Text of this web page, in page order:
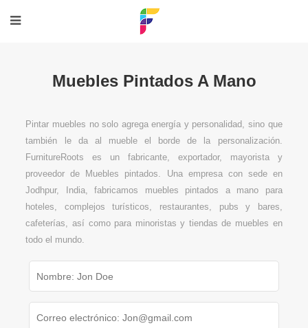
Muebles Pintados A Mano
Pintar muebles no solo agrega energía y personalidad, sino que
también le da al mueble el borde de la personalización.
FurnitureRoots es un fabricante, exportador, mayorista y
proveedor de Muebles pintados. Una empresa con sede en
Jodhpur, India, fabricamos muebles pintados a mano para
hoteles, complejos turísticos, restaurantes, pubs y bares,
cafeterías, así como para minoristas y tiendas de muebles en
todo el mundo.